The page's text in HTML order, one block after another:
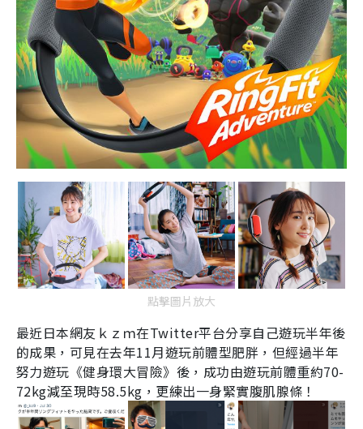
點擊圖片放大
最近日本網友ｋｚｍ在Twitter平台分享自己遊玩半年後
的成果，可見在去年11月遊玩前體型肥胖，但經過半年
努力遊玩《健身環大冒險》後，成功由遊玩前體重約70-
72kg減至現時58.5kg ，更練出一身緊實腹肌腺條！